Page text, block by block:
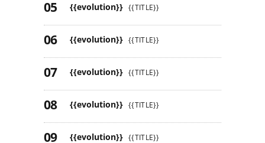
{{evolution}} {{TITLE}}
{{evolution}} {{TITLE}}
{{evolution}} {{TITLE}}
{{evolution}} {{TITLE}}
{{evolution}} {{TITLE}}